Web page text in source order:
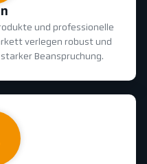
und professionelle
verlegen robust und
Beanspruchung.